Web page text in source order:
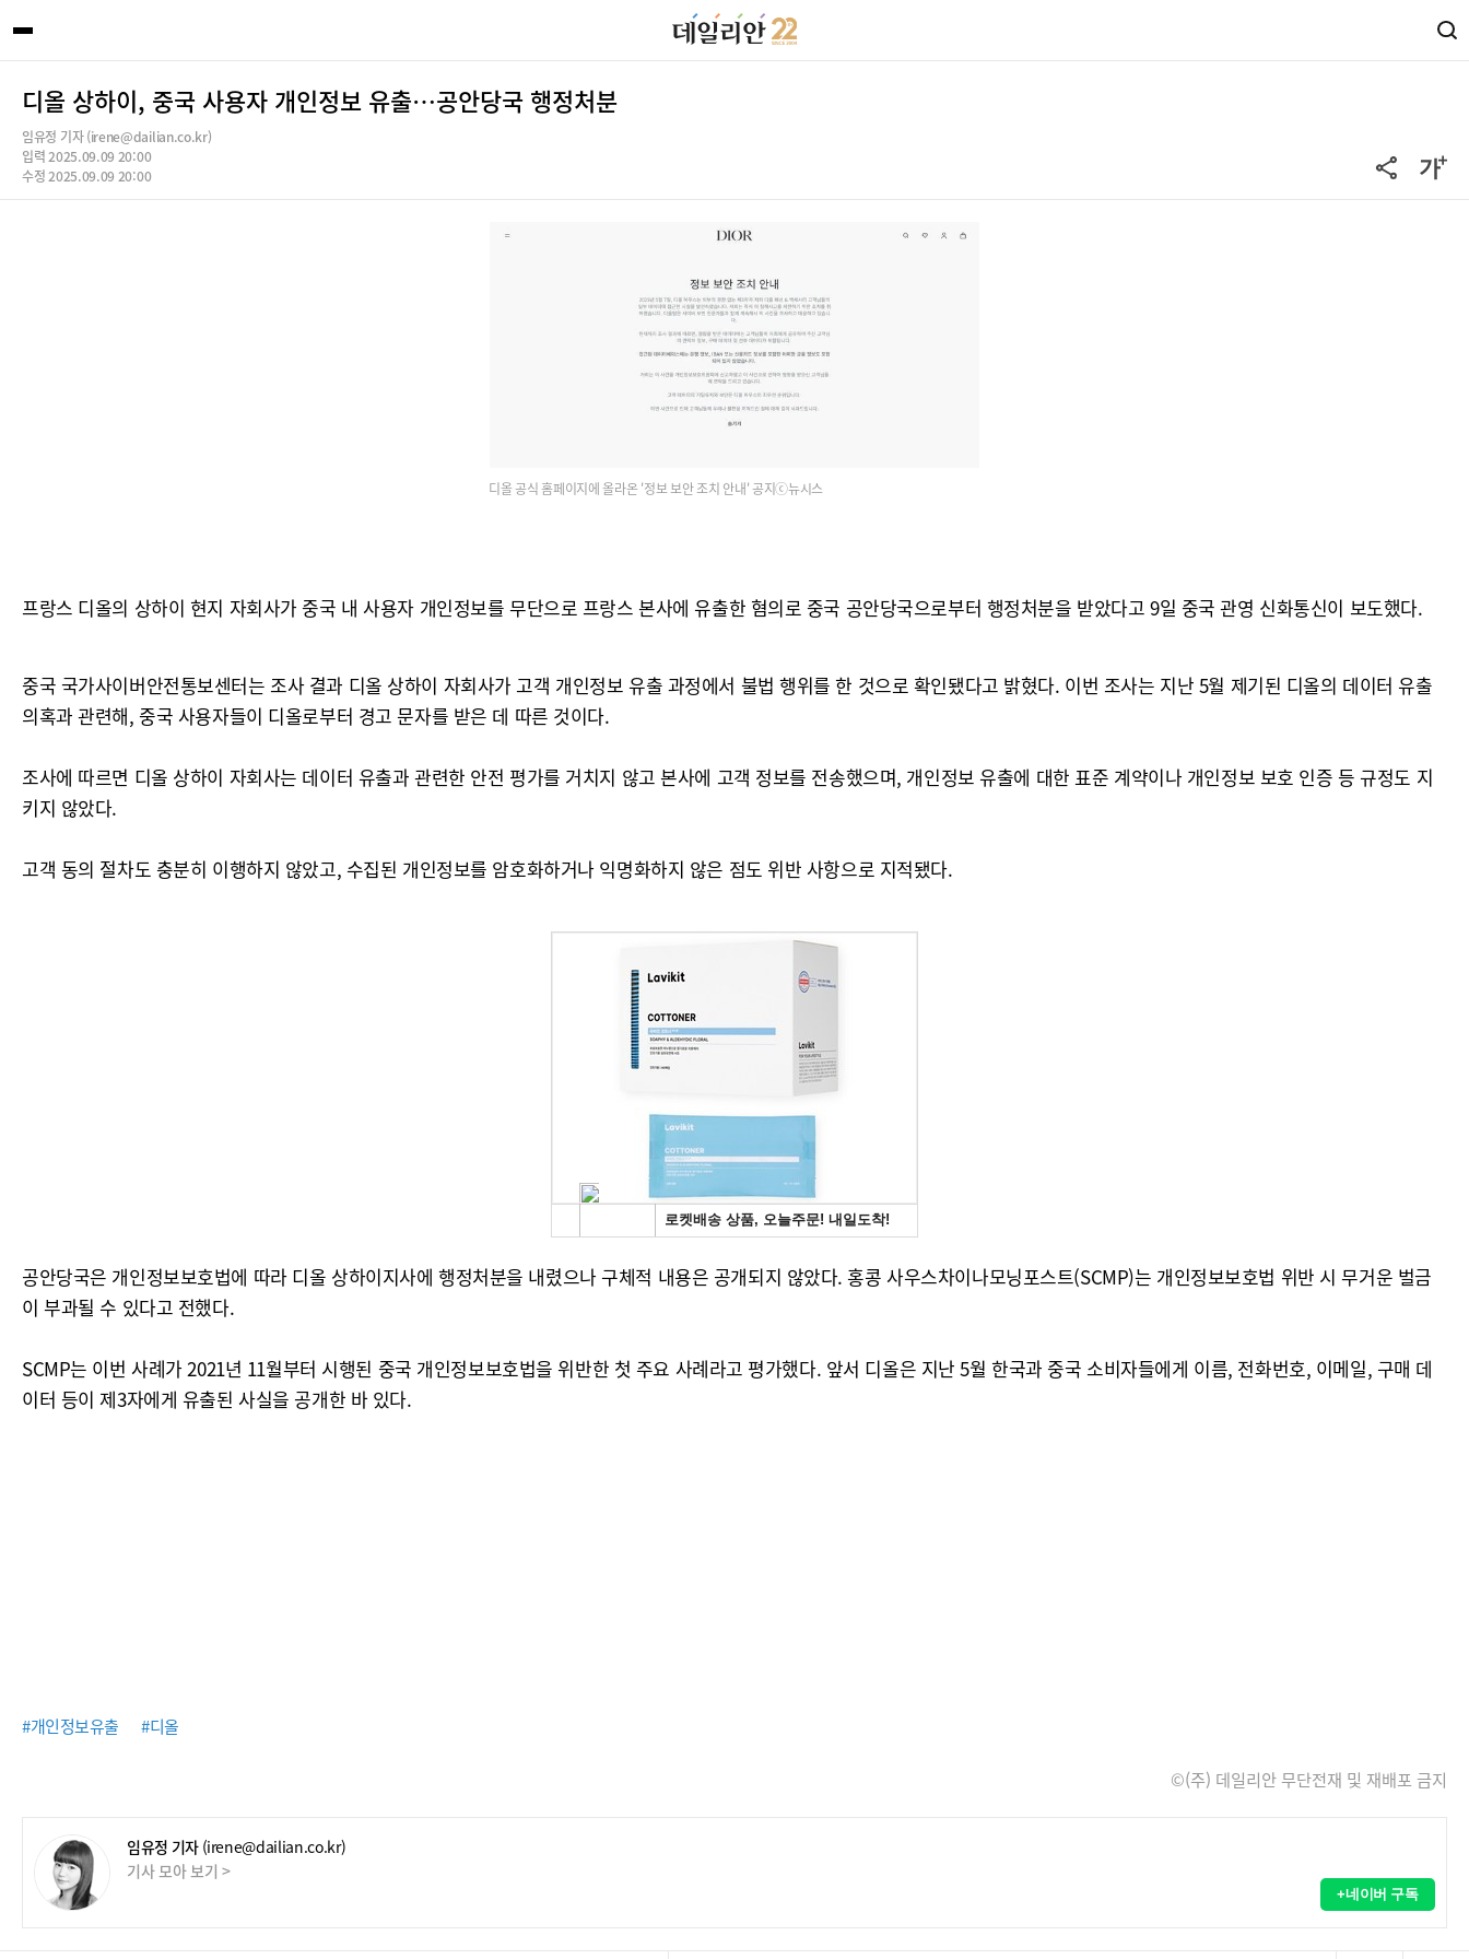
디올 상하이, 중국 사용자 개인정보 유출…공안당국 행정처분
임유정 기자 (irene@dailian.co.kr)
입력 2025.09.09 20:00
수정 2025.09.09 20:00
디올 공식 홈페이지에 올라온 '정보 보안 조치 안내' 공지ⓒ뉴시스
프랑스 디올의 상하이 현지 자회사가 중국 내 사용자 개인정보를 무단으로 프랑스 본사에 유출한 혐의로 중국 공안당국으로부터 행정처분을 받았다고 9일 중국 관영 신화통신이 보도했다.
중국 국가사이버안전통보센터는 조사 결과 디올 상하이 자회사가 고객 개인정보 유출 과정에서 불법 행위를 한 것으로 확인됐다고 밝혔다. 이번 조사는 지난 5월 제기된 디올의 데이터 유출
의혹과 관련해, 중국 사용자들이 디올로부터 경고 문자를 받은 데 따른 것이다.
조사에 따르면 디올 상하이 자회사는 데이터 유출과 관련한 안전 평가를 거치지 않고 본사에 고객 정보를 전송했으며, 개인정보 유출에 대한 표준 계약이나 개인정보 보호 인증 등 규정도 지
키지 않았다.
고객 동의 절차도 충분히 이행하지 않았고, 수집된 개인정보를 암호화하거나 익명화하지 않은 점도 위반 사항으로 지적됐다.
공안당국은 개인정보보호법에 따라 디올 상하이지사에 행정처분을 내렸으나 구체적 내용은 공개되지 않았다. 홍콩 사우스차이나모닝포스트(SCMP)는 개인정보보호법 위반 시 무거운 벌금
이 부과될 수 있다고 전했다.
SCMP는 이번 사례가 2021년 11월부터 시행된 중국 개인정보보호법을 위반한 첫 주요 사례라고 평가했다. 앞서 디올은 지난 5월 한국과 중국 소비자들에게 이름, 전화번호, 이메일, 구매 데
이터 등이 제3자에게 유출된 사실을 공개한 바 있다.
#개인정보유출 #디올
©(주) 데일리안 무단전재 및 재배포 금지
임유정 기자 (irene@dailian.co.kr)
기사 모아 보기 >
+네이버 구독